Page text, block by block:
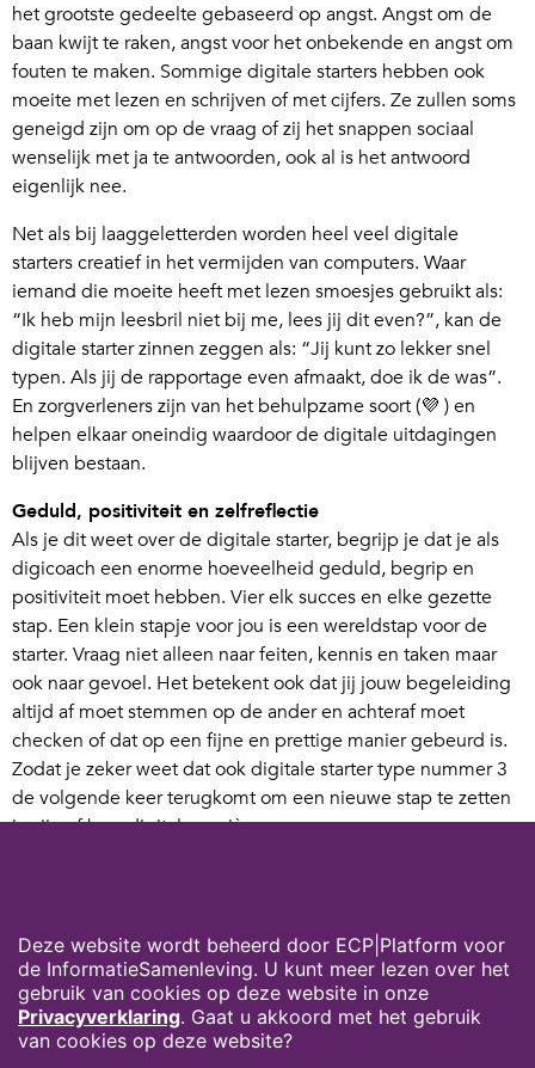
het grootste gedeelte gebaseerd op angst. Angst om de
baan kwijt te raken, angst voor het onbekende en angst om
fouten te maken. Sommige digitale starters hebben ook
moeite met lezen en schrijven of met cijfers. Ze zullen soms
geneigd zijn om op de vraag of zij het snappen sociaal
wenselijk met ja te antwoorden, ook al is het antwoord
eigenlijk nee.
Net als bij laaggeletterden worden heel veel digitale
starters creatief in het vermijden van computers. Waar
iemand die moeite heeft met lezen smoesjes gebruikt als:
“Ik heb mijn leesbril niet bij me, lees jij dit even?”, kan de
digitale starter zinnen zeggen als: “Jij kunt zo lekker snel
typen. Als jij de rapportage even afmaakt, doe ik de was”.
En zorgverleners zijn van het behulpzame soort (💜 ) en
helpen elkaar oneindig waardoor de digitale uitdagingen
blijven bestaan.
Geduld, positiviteit en zelfreflectie
Als je dit weet over de digitale starter, begrijp je dat je als
digicoach een enorme hoeveelheid geduld, begrip en
positiviteit moet hebben. Vier elk succes en elke gezette
stap. Een klein stapje voor jou is een wereldstap voor de
starter. Vraag niet alleen naar feiten, kennis en taken maar
ook naar gevoel. Het betekent ook dat jij jouw begeleiding
altijd af moet stemmen op de ander en achteraf moet
checken of dat op een fijne en prettige manier gebeurd is.
Zodat je zeker weet dat ook digitale starter type nummer 3
de volgende keer terugkomt om een nieuwe stap te zetten
in zijn of haar digitale carrière.
info@digivaardigindezorg.nl
Suzanne Verheijden, programmamanager en opleider van
digicoaches
Deze website wordt beheerd door ECP|Platform voor
de InformatieSamenleving. U kunt meer lezen over het
gebruik van cookies op deze website in onze
Privacyverklaring. Gaat u akkoord met het gebruik
van cookies op deze website?